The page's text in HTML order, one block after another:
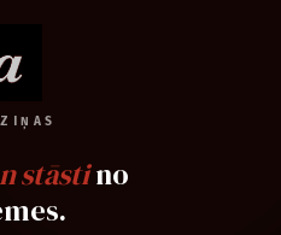
stāstino